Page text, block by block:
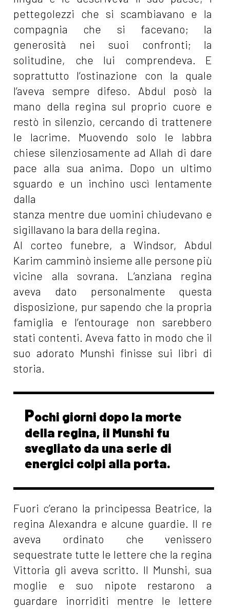
pettegolezzi che si scambiavano e la
compagnia che si facevano; la
generosità nei suoi confronti; la
solitudine, che lui comprendeva. E
soprattutto l’ostinazione con la quale
l’aveva sempre difeso. Abdul posò la
mano della regina sul proprio cuore e
restò in silenzio, cercando di trattenere
le lacrime. Muovendo solo le labbra
chiese silenziosamente ad Allah di dare
pace alla sua anima. Dopo un ultimo
sguardo e un inchino uscì lentamente
dalla
stanza mentre due uomini chiudevano e
sigillavano la bara della regina.
Al corteo funebre, a Windsor, Abdul
Karim camminò insieme alle persone più
vicine alla sovrana. L’anziana regina
aveva dato personalmente questa
disposizione, pur sapendo che la propria
famiglia e l’entourage non sarebbero
stati contenti. Aveva fatto in modo che il
suo adorato Munshi finisse sui libri di
storia.
Pochi giorni dopo la morte
della regina, il Munshi fu
svegliato da una serie di
energici colpi alla porta.
Fuori c’erano la principessa Beatrice, la
regina Alexandra e alcune guardie. Il re
aveva ordinato che venissero
sequestrate tutte le lettere che la regina
Vittoria gli aveva scritto. Il Munshi, sua
moglie e suo nipote restarono a
guardare inorriditi mentre le lettere